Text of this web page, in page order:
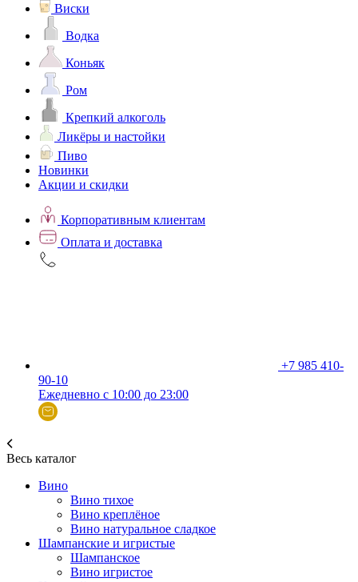
Виски
Водка
Коньяк
Ром
Крепкий алкоголь
Ликёры и настойки
Пиво
Новинки
Акции и скидки
Корпоративным клиентам
Оплата и доставка
+7 985 410-
90-10
Ежедневно с 10:00 до 23:00
Весь каталог
Вино
Вино тихое
Вино креплёное
Вино натуральное сладкое
Шампанские и игристые
Шампанское
Вино игристое